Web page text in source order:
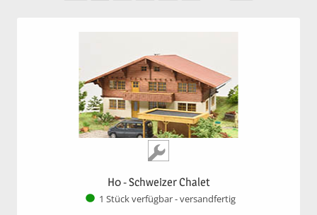
H0 - Schweizer Chalet
1 Stück verfügbar - versandfertig